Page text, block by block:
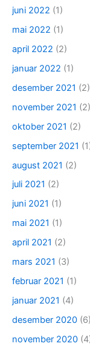
juni 2022 (1)
mai 2022 (1)
april 2022 (2)
januar 2022 (1)
desember 2021 (2)
november 2021 (2)
oktober 2021 (2)
september 2021
august 2021 (2)
juli 2021 (2)
juni 2021 (1)
mai 2021 (1)
april 2021 (2)
mars 2021 (3)
februar 2021 (1)
januar 2021 (4)
desember 2020 (6)
november 2020